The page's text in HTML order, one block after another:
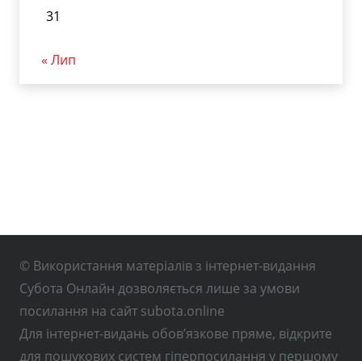
31
« Лип
© Використання матеріалів з інтернет-видання
Субота Онлайн дозволяється лише за умови
посилання на сайт subota.online
Для інтернет-видань обов’язкове пряме, відкрите
для пошукових систем гіперпосилання у першому